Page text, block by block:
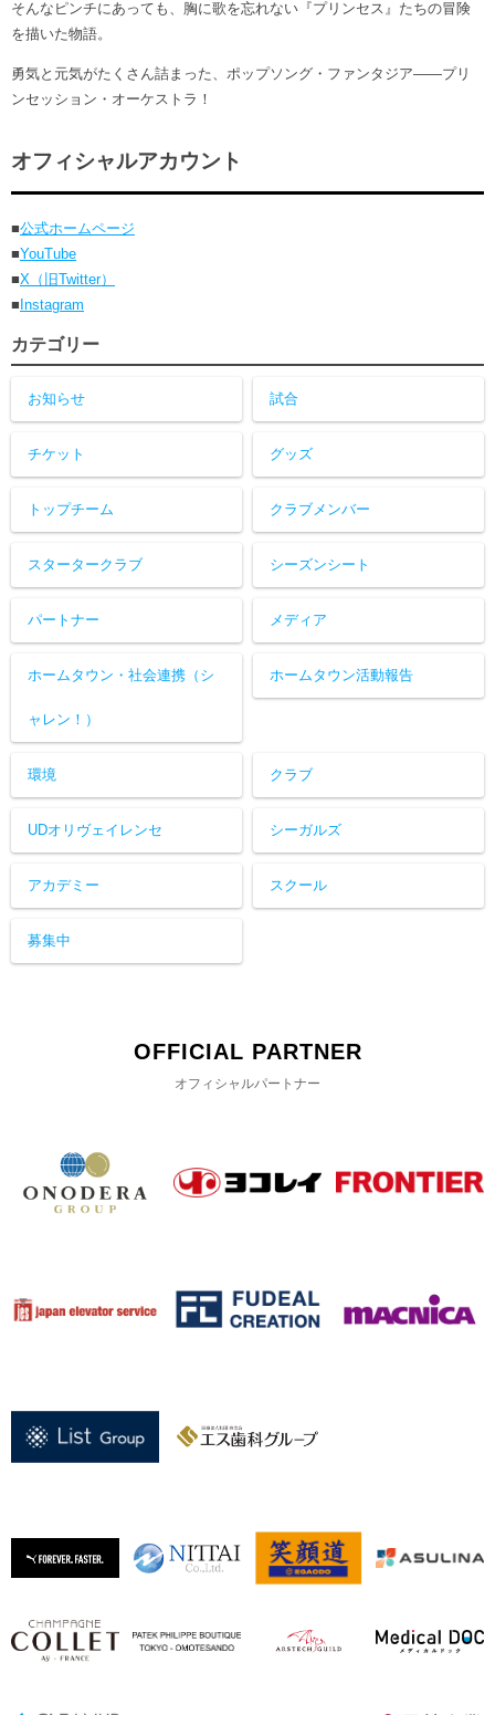
そんなピンチにあっても、胸に歌を忘れない『プリンセス』たちの冒険
を描いた物語。
勇気と元気がたくさん詰まった、ポップソング・ファンタジア――プリ
ンセッション・オーケストラ！
オフィシャルアカウント
■公式ホームページ
■YouTube
■X（旧Twitter）
■ Instagram
カテゴリー
お知らせ 試合
チケット グッズ
トップチーム クラブメンバー
スタータークラブ シーズンシート
パートナー メディア
ホームタウン・社会連携（シ
ャレン！）
ホームタウン活動報告
環境 クラブ
UDオリヴェイレンセ シーガルズ
アカデミー スクール
募集中
OFFICIAL PARTNER
オフィシャルパートナー